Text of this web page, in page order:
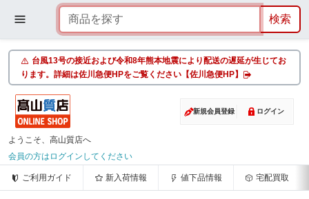
台風13号の接近および令和8年熊本地震により配送の遅延が生じてお
ります。詳細は佐川急便HPをご覧ください【佐川急便HP】
新規会員登録 ログイン
ようこそ、高山質店へ
会員の方はログインしてください
ご利用ガイド 新入荷情報 値下品情報 宅配買取